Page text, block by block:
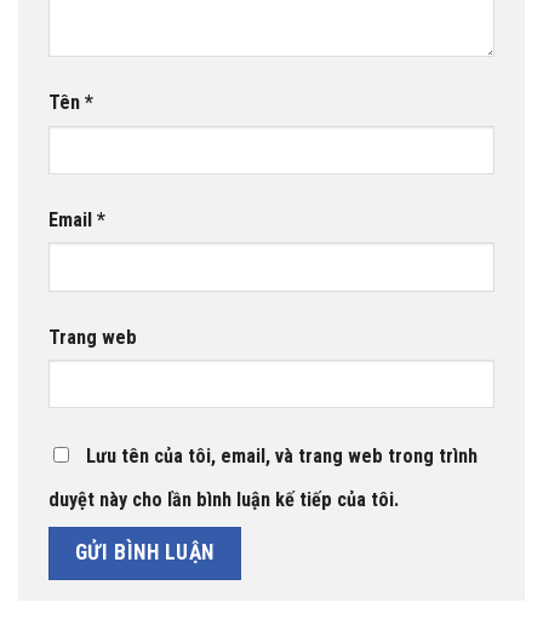
Tên *
Email *
Trang web
Lưu tên của tôi, email, và trang web trong trình
duyệt này cho lần bình luận kế tiếp của tôi.